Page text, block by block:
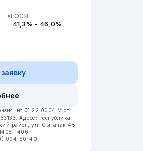
ГЭСВ
41,3% - 46,0%
№ 01.22.0004.M от
Адрес: Республика
район, ул. Сыганак 45,
1406.
004-50-40.